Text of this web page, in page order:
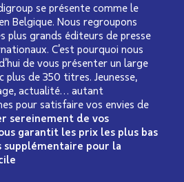
se présente comme le
Belgique. Nous regroupons
plus grands éditeurs de presse
C’est pourquoi nous
de vous présenter un large
plus de 350 titres. Jeunesse,
actualité… autant
pour satisfaire vos envies de
sereinement de vos
garantit les prix les plus bas
supplémentaire pour la